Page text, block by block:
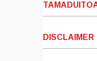
DISCLAIMER